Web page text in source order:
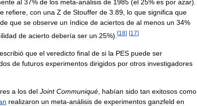
al 37% de los meta-análisis de 1985 (el 25% es por azar).
refiere con una Z de Stouffer de 3 89 lo que significa que
de que se observe un índice de aciertos de al menos un 34%
de acierto debería ser un 25%). [18] [17]
escribió que el veredicto final de si la PES puede ser
de futuros experimentos dirigidos por otros investigadores
a los del Joint Communiqué habían sido tan exitosos como
realizaron un meta-análisis de experimentos ganzfeld en